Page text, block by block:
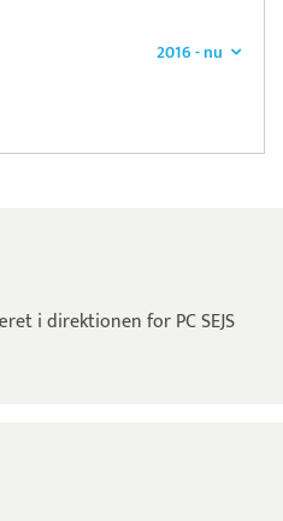
2016 - nu
i direktionen for PC SEJS